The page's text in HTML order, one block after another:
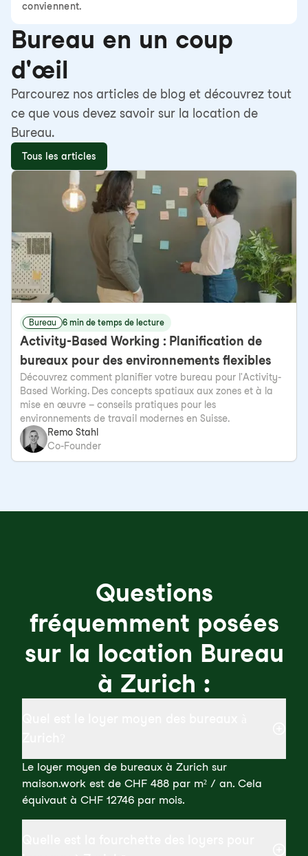
conviennent.
Bureau en un coup
d'œil
Parcourez nos articles de blog et découvrez tout
ce que vous devez savoir sur la location de
Bureau.
Tous les articles
Bureau 6 min de temps de lecture
Activity-Based Working : Planification de
bureaux pour des environnements flexibles
Découvrez comment planifier votre bureau pour l'Activity-
Based Working. Des concepts spatiaux aux zones et à la
mise en œuvre – conseils pratiques pour les
environnements de travail modernes en Suisse.
Remo Stahl
Co-Founder
Questions
fréquemment posées
sur la location Bureau
à Zurich :
Le loyer moyen de bureaux à Zurich sur
maison.work est de CHF 488 par m² / an. Cela
équivaut à CHF 12746 par mois.